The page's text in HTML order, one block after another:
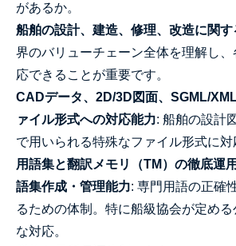
があるか。
船舶の設計、建造、修理、改造に関
界のバリューチェーン全体を理解し
応できることが重要です。
CADデータ、2D/3D図面、SGML/
ァイル形式への対応能力: 船舶の設計
で用いられる特殊なファイル形式に対
用語集と翻訳メモリ（TM）の徹底運
語集作成・管理能力: 専門用語の正確
るための体制。特に船級協会が定め
な対応。